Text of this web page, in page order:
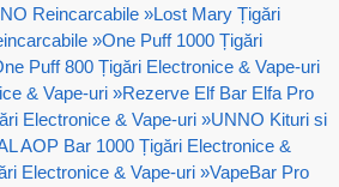
Reincarcabile »Lost Mary Țigări
»One Puff 1000 Țigări
Puff 800 Țigări Electronice & Vape-uri
& Vape-uri »Rezerve Elf Bar Elfa Pro
Electronice & Vape-uri »UNNO Kituri si
AOP Bar 1000 Țigări Electronice &
Electronice & Vape-uri »VapeBar Pro